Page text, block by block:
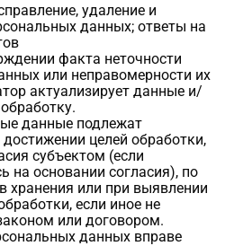
удаление и
данных; ответы на
факта неточности
или неправомерности их
актуализирует данные и/
данные подлежат
целей обработки,
субъектом (если
на основании согласия), по
хранения или при выявлении
если иное не
или договором.
данных вправе